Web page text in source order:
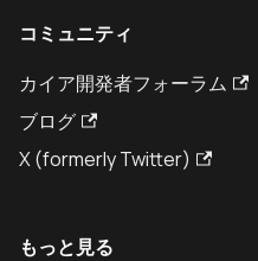
コミュニティ
カイア開発者フォーラム
ブログ
X (formerly Twitter)
もっと見る